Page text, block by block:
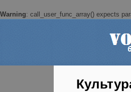
Warning: call_user_func_array() expects